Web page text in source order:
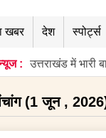
खबर देश स्पोर्ट्स
: उत्तराखंड में भारी
(1 जून ,